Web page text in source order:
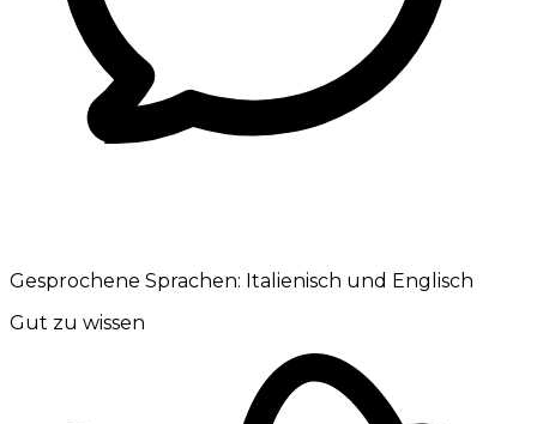
Gesprochene Sprachen: Italienisch und Englisch
Gut zu wissen